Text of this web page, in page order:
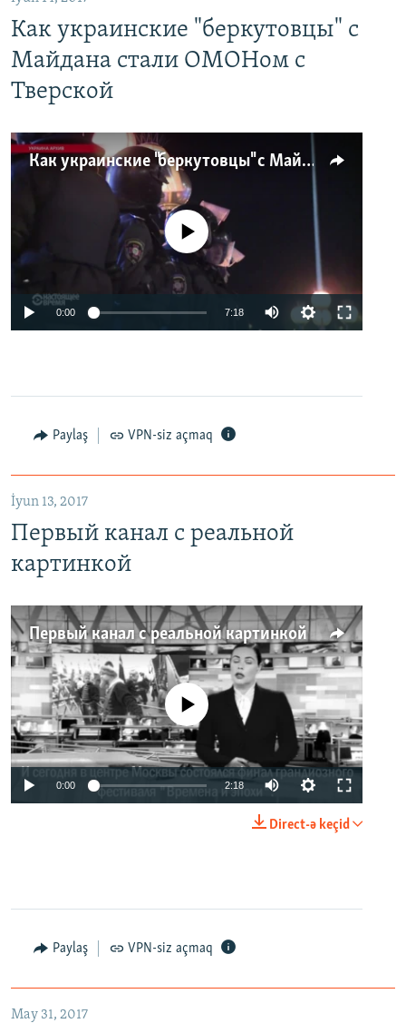
Как украинские "беркутовцы" с
Майдана стали ОМОНом с
Тверской
Как украинские "беркутовцы" с Майдана стали ОМОНом с Тверской
No media source currently available
0:00 7:18
Paylaş VPN-siz açmaq
İyun 13, 2017
Первый канал с реальной
картинкой
Первый канал с реальной картинкой
No media source currently available
0:00 2:18
Direct-ə keçid
Paylaş VPN-siz açmaq
May 31, 2017